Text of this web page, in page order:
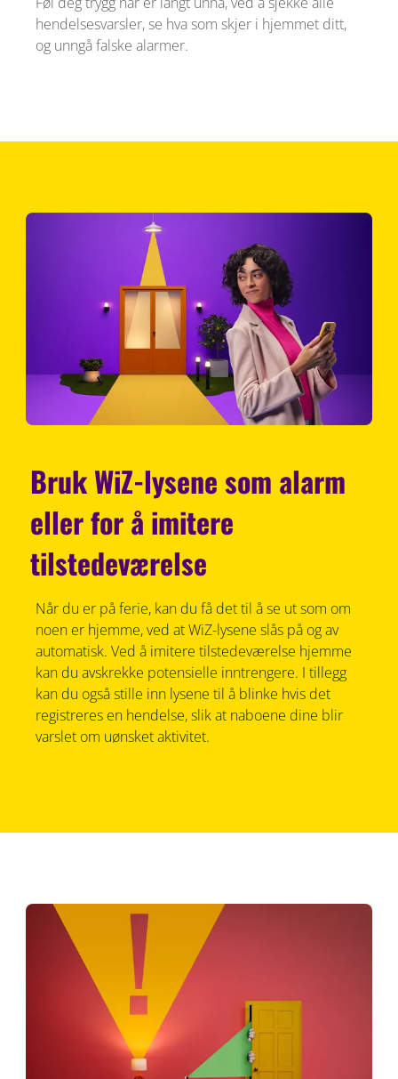
hendelsesvarsler, se hva som skjer i hjemmet ditt,
og unngå falske alarmer.
Bruk WiZ-lysene som alarm
eller for å imitere
tilstedeværelse
Når du er på ferie, kan du få det til å se ut som om
noen er hjemme, ved at WiZ-lysene slås på og av
automatisk. Ved å imitere tilstedeværelse hjemme
kan du avskrekke potensielle inntrengere. I tillegg
kan du også stille inn lysene til å blinke hvis det
registreres en hendelse, slik at naboene dine blir
varslet om uønsket aktivitet.